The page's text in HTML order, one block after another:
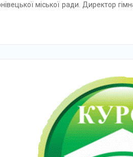
міської ради. Директор